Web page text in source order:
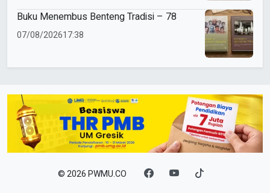
Buku Menembus Benteng Tradisi – 78
07/08/202617:38
© 2026 PWMU.CO